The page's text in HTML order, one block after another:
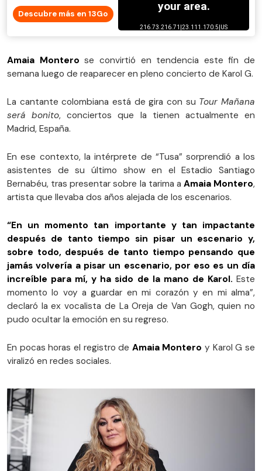
Descubre más en 13Go
Amaia Montero se convirtió en tendencia este fin de
semana luego de reaparecer en pleno concierto de Karol G.
La cantante colombiana está de gira con su Tour Mañana
será bonito, conciertos que la tienen actualmente en
Madrid, España.
En ese contexto, la intérprete de “Tusa” sorprendió a los
asistentes de su último show en el Estadio Santiago
Bernabéu, tras presentar sobre la tarima a Amaia Montero,
artista que llevaba dos años alejada de los escenarios.
“En un momento tan importante y tan impactante
después de tanto tiempo sin pisar un escenario y,
sobre todo, después de tanto tiempo pensando que
jamás volvería a pisar un escenario, por eso es un día
increíble para mí, y ha sido de la mano de Karol. Este
momento lo voy a guardar en mi corazón y en mi alma”,
declaró la ex vocalista de La Oreja de Van Gogh, quien no
pudo ocultar la emoción en su regreso.
En pocas horas el registro de Amaia Montero y Karol G se
viralizó en redes sociales.